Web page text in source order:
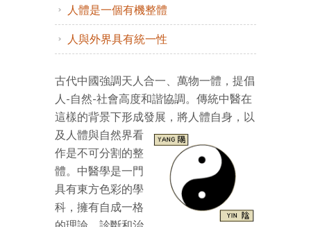
人體是一個有機整體
人與外界具有統一性
古代中國強調天人合一、萬物一體，提倡
人-自然-社會高度和諧協調。傳統中醫在
這樣的背景下形成發展，將人體自身，以
及人體與自然界看
作是不可分割的整
體。中醫學是一門
具有東方色彩的學
科，擁有自成一格